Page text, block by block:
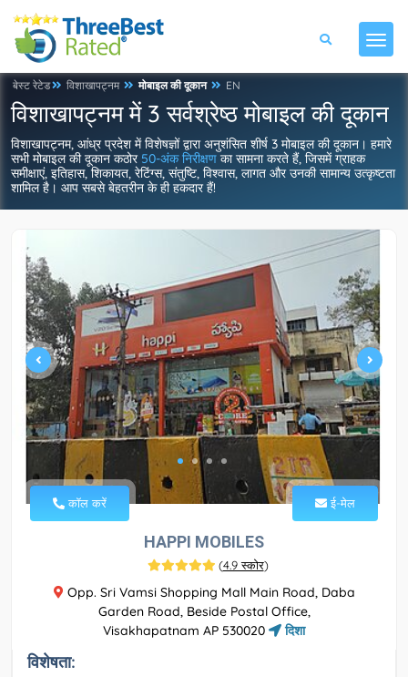
बेस्ट रेटेड विशाखापट्नम मोबाइल की दूकान EN
विशाखापट्नम में 3 सर्वश्रेष्ठ मोबाइल की दूकान
विशाखापट्नम, आंध्र प्रदेश में विशेषज्ञों द्वारा अनुशंसित शीर्ष 3 मोबाइल की दूकान। हमारे
सभी मोबाइल की दूकान कठोर 50-अंक निरीक्षण का सामना करते हैं, जिसमें ग्राहक
समीक्षाएं, इतिहास, शिकायत, रेटिंग्स, संतुष्टि, विश्वास, लागत और उनकी सामान्य उत्कृष्टता
शामिल है। आप सबसे बेहतरीन के ही हकदार हैं!
कॉल करें ई-मेल
HAPPI MOBILES
(4.9 स्कोर)
Opp. Sri Vamsi Shopping Mall Main Road, Daba
Garden Road, Beside Postal Office,
Visakhapatnam AP 530020
दिशा
विशेषता: